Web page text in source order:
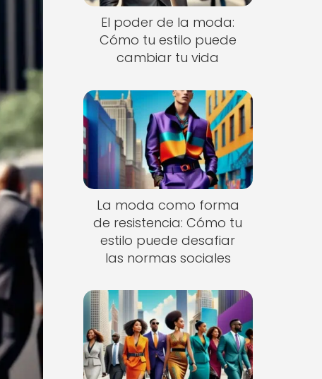
El poder de la moda:
Cómo tu estilo puede
cambiar tu vida
La moda como forma
de resistencia: Cómo tu
estilo puede desafiar
las normas sociales